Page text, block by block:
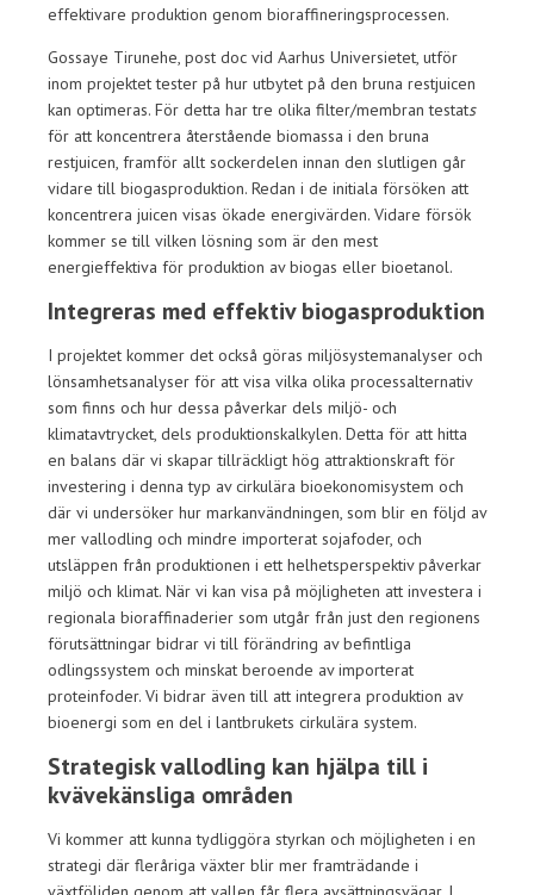
effektivare produktion genom bioraffineringsprocessen.
Gossaye Tirunehe, post doc vid Aarhus Universietet, utför
inom projektet tester på hur utbytet på den bruna restjuicen
kan optimeras. För detta har tre olika filter/membran testats
för att koncentrera återstående biomassa i den bruna
restjuicen, framför allt sockerdelen innan den slutligen går
vidare till biogasproduktion. Redan i de initiala försöken att
koncentrera juicen visas ökade energivärden. Vidare försök
kommer se till vilken lösning som är den mest
energieffektiva för produktion av biogas eller bioetanol.
Integreras med effektiv biogasproduktion
I projektet kommer det också göras miljösystemanalyser och
lönsamhetsanalyser för att visa vilka olika processalternativ
som finns och hur dessa påverkar dels miljö- och
klimatavtrycket, dels produktionskalkylen. Detta för att hitta
en balans där vi skapar tillräckligt hög attraktionskraft för
investering i denna typ av cirkulära bioekonomisystem och
där vi undersöker hur markanvändningen, som blir en följd av
mer vallodling och mindre importerat sojafoder, och
utsläppen från produktionen i ett helhetsperspektiv påverkar
miljö och klimat. När vi kan visa på möjligheten att investera i
regionala bioraffinaderier som utgår från just den regionens
förutsättningar bidrar vi till förändring av befintliga
odlingssystem och minskat beroende av importerat
proteinfoder. Vi bidrar även till att integrera produktion av
bioenergi som en del i lantbrukets cirkulära system.
Strategisk vallodling kan hjälpa till i
kvävekänsliga områden
Vi kommer att kunna tydliggöra styrkan och möjligheten i en
strategi där fleråriga växter blir mer framträdande i